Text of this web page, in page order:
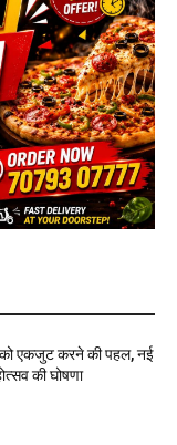
को एकजुट करने की पहल, नई
की घोषणा